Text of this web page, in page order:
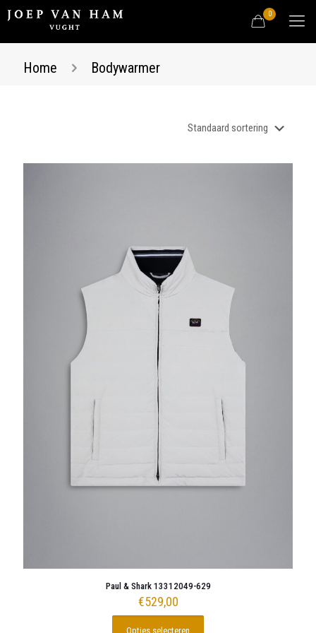
0
Home Bodywarmer
Paul & Shark 13312049-629
€529,00
Opties selecteren